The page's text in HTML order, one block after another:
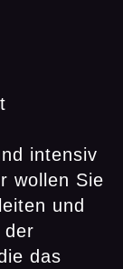
intensiv
wollen Sie
und
der
das